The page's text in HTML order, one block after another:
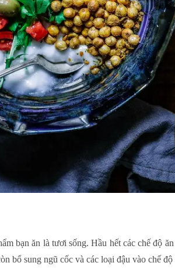
bạn ăn là tươi sống. Hầu hết các chế độ
bổ sung ngũ cốc và các loại đậu vào chế